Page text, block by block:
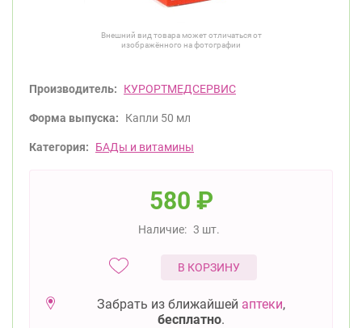
Внешний вид товара может отличаться от
изображённого на фотографии
Производитель: КУРОРТМЕДСЕРВИС
Форма выпуска: Капли 50 мл
Категория: БАДы и витамины
580 ₽
Наличие: 3 шт.
В КОРЗИНУ
Забрать из ближайшей аптеки,
бесплатно.